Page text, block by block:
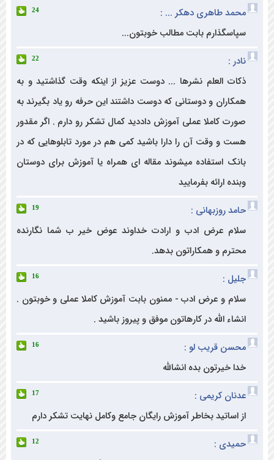
طاهری دهکر ... :
بابت مطالب خوبتون...
العلم نشرها ... دوست عزیز از اینکه وقت گذاشتید و به
و دوستانی که دوست داشتند این حرفه رو یاد بگیرند به
کاملا عملی آموزش داددید کمال تشکر رو دارم . اگر مقدور
و وقت آن را دارا باشید کمی هم در مورد تابلوهایی که در
استفاده میشوند مقاله ای همراه یا آموزش برای دوستان
ارائه بفرمایید
روزبهانی :
عرض ادب و ارادت خداوند عوض خیر ب شما نگارنده
و همکاراتون بدهد.
و عرض ادب - ممنون بابت آموزش کاملا عملی و خوبتون .
الله در کارهاتون موفق و پیروز باشید .
قریب لو :
خیرتون بده انشالله
کریمی :
بخاطر آموزش رایگان جامع وکامل نهایت تشکر دارم
: